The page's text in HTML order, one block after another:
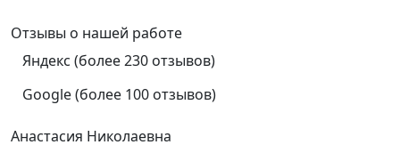
Отзывы о нашей работе
Яндекс (более 230 отзывов)
Google (более 100 отзывов)
Анастасия Николаевна